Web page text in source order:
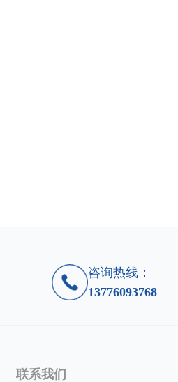
咨询热线：
13776093768
我们